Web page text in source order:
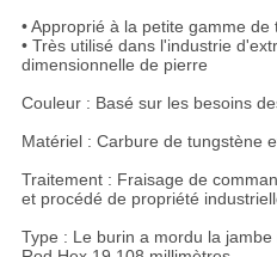
• Approprié à la petite gamme de
• Très utilisé dans l'industrie
dimensionnelle de pierre
Couleur : Basé sur les besoins
Matériel : Carbure de tungstène
Traitement : Fraisage de
et procédé de propriété
Type : Le burin a mordu la